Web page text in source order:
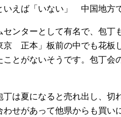
いえば「いない」 中国地方
センターとして有名で、包丁
京 正本」板前の中でも花板
とがないそうです。包丁会
は夏になると売れ出し、切
せがあって他県からも買い